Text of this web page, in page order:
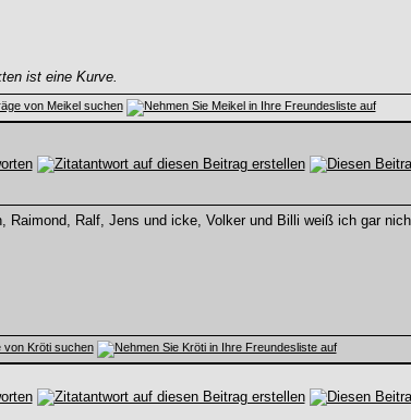
ist eine Kurve.
Raimond, Ralf, Jens und icke, Volker und Billi weiß ich gar